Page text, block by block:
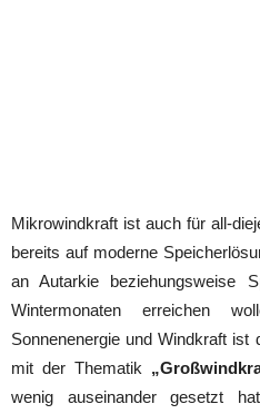
Mikrowindkraft ist auch für all-
bereits auf moderne
an Autarkie beziehungsweise
Wintermonaten erreichen
Sonnenenergie und Windkraft
mit der Thematik
wenig auseinander gesetzt